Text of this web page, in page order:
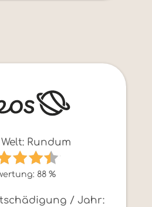
Rundum
88 %
/ Jahr: